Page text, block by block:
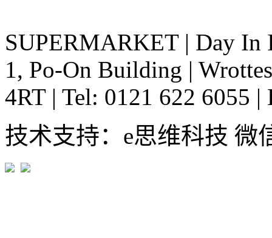
SUPERMARKET | Day In
1, Po-On Building |
4RT | Tel: 0121 622 6055 |
技术支持：e思维科技 微